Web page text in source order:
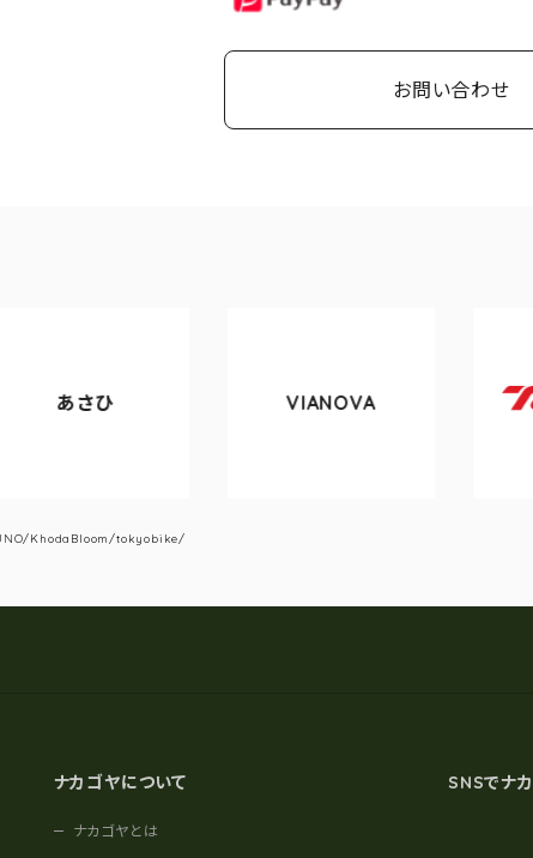
お問い合わせ
Tyrell
KhodaBloom/tokyobike/
ナカゴヤについて
ナカゴヤとは
SNSでナ